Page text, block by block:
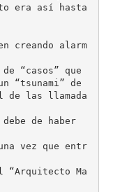
era así hasta
creando alarm
“casos” que
“tsunami” de
de las llamada
de haber
vez que entr
Ma